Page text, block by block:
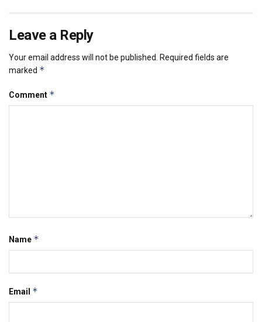
Leave a Reply
Your email address will not be published. Required fields are
marked *
Comment *
Name *
Email *